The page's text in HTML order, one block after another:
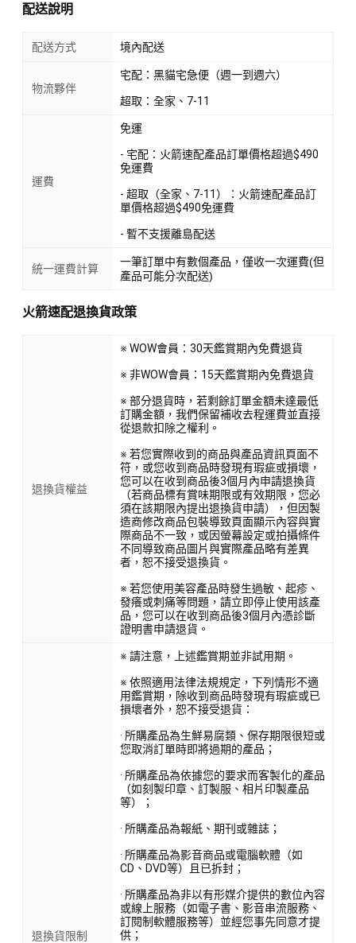
配送說明
配送方式 境內配送
物流夥伴
宅配：黑貓宅急便（週一到週六）
超取：全家、7-11
運費
免運
- 宅配：火箭速配產品訂單價格超過$490
免運費
- 超取（全家、7-11）：火箭速配產品訂
單價格超過$490免運費
- 暫不支援離島配送
統一運費計算
一筆訂單中有數個產品，僅收一次運費(但
產品可能分次配送)
火箭速配退換貨政策
退換貨權益
※ WOW會員：30天鑑賞期內免費退貨
※ 非WOW會員：15天鑑賞期內免費退貨
※ 部分退貨時，若剩餘訂單金額未達最低
訂購金額，我們保留補收去程運費並直接
從退款扣除之權利。
※ 若您實際收到的商品與產品資訊頁面不
符，或您收到商品時發現有瑕疵或損壞，
您可以在收到商品後3個月內申請退換貨
（若商品標有賞味期限或有效期限，您必
須在該期限內提出退換貨申請），但因製
造商修改商品包裝導致頁面顯示內容與實
際商品不一致，或因螢幕設定或拍攝條件
不同導致商品圖片與實際產品略有差異
者，恕不接受退換貨。
※ 若您使用美容產品時發生過敏、起疹、
發癢或刺痛等問題，請立即停止使用該產
品，您可以在收到商品後3個月內憑診斷
證明書申請退貨。
退換貨限制
※ 請注意，上述鑑賞期並非試用期。
※ 依照適用法律法規規定，下列情形不適
用鑑賞期，除收到商品時發現有瑕疵或已
損壞者外，恕不接受退貨：
· 所購產品為生鮮易腐類、保存期限很短或
您取消訂單時即將過期的產品；
· 所購產品為依據您的要求而客製化的產品
（如刻製印章、訂製服、相片印製產品
等）；
· 所購產品為報紙、期刊或雜誌；
· 所購產品為影音商品或電腦軟體（如
CD、DVD等）且已拆封；
· 所購產品為非以有形媒介提供的數位內容
或線上服務（如電子書、影音串流服務、
訂閱制軟體服務等）並經您事先同意才提
供；